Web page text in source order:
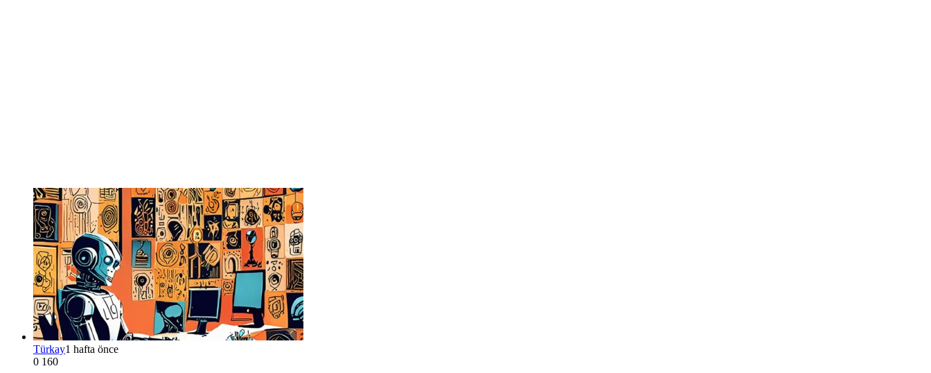
Türkay1 hafta önce
0 160